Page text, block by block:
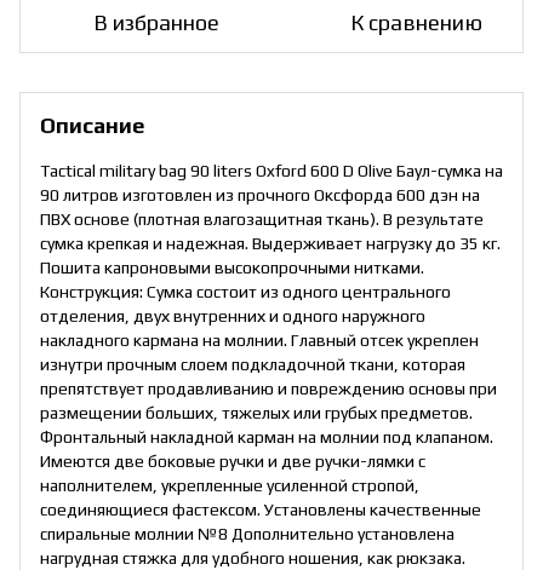
В избранное К сравнению
Описание
Tactical military bag 90 liters Oxford 600 D Olive Баул-сумка на
90 литров изготовлен из прочного Оксфорда 600 дэн на
ПВХ основе (плотная влагозащитная ткань). В результате
сумка крепкая и надежная. Выдерживает нагрузку до 35 кг.
Пошита капроновыми высокопрочными нитками.
Конструкция: Сумка состоит из одного центрального
отделения, двух внутренних и одного наружного
накладного кармана на молнии. Главный отсек укреплен
изнутри прочным слоем подкладочной ткани, которая
препятствует продавливанию и повреждению основы при
размещении больших, тяжелых или грубых предметов.
Фронтальный накладной карман на молнии под клапаном.
Имеются две боковые ручки и две ручки-лямки с
наполнителем, укрепленные усиленной стропой,
соединяющиеся фастексом. Установлены качественные
спиральные молнии №8 Дополнительно установлена
нагрудная стяжка для удобного ношения, как рюкзака.